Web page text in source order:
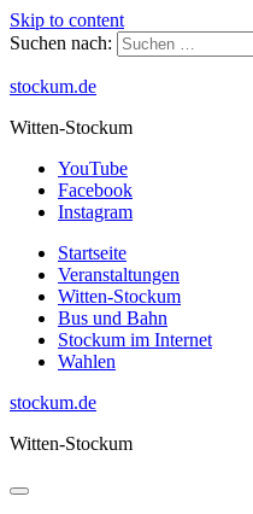
Skip to content
Suchen nach:
stockum.de
Witten-Stockum
YouTube
Facebook
Instagram
Startseite
Veranstaltungen
Witten-Stockum
Bus und Bahn
Stockum im Internet
Wahlen
stockum.de
Witten-Stockum